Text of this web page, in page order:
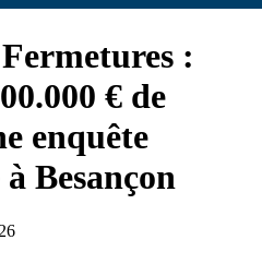
:
€ de
enquête
Besançon